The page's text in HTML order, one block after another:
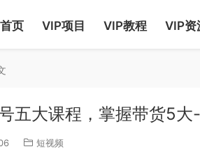
首页 VIP项目 VIP教程 VIP资
五大课程，掌握带货5
短视频